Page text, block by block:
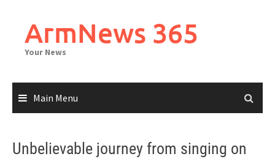
contentArmNews 365
Your News
Main Menu
Unbelievable journey from singing on